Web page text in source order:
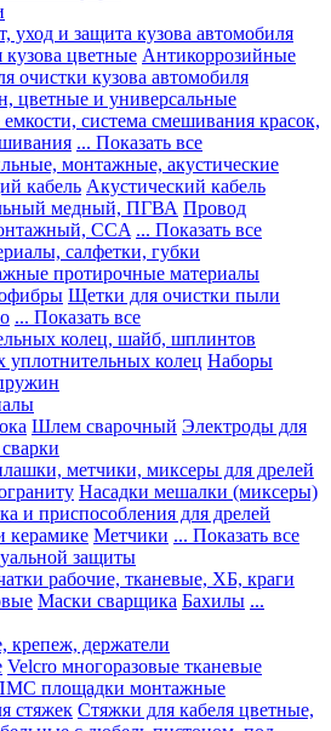
уход и защита кузова автомобиля
цветные Антикоррозийные
очистки кузова автомобиля
цветные и универсальные
система смешивания красок,
... Показать все
монтажные, акустические
кабель Акустический кабель
медный, ПГВА Провод
CCA ... Показать все
салфетки, губки
протирочные материалы
Щетки для очистки пыли
... Показать все
колец, шайб, шплинтов
колец Наборы
Шлем сварочный Электроды для
метчики, миксеры для дрелей
Насадки мешалки (миксеры)
и приспособления для дрелей
керамике Метчики ... Показать все
защиты
рабочие, тканевые, ХБ, краги
Маски сварщика Бахилы ...
крепеж, держатели
Velcro многоразовые тканевые
площадки монтажные
стяжек Стяжки для кабеля цветные,